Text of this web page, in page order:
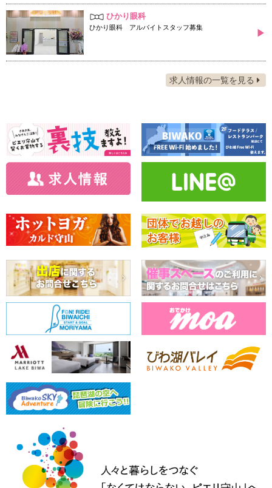
ひかり眼科
ひかり眼科 アルバイトスタッフ募集
▶
求人情報の一覧を見る